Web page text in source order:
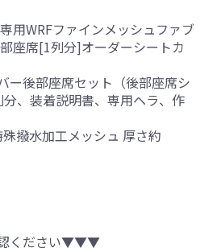
用WRFファインメッシュファブ
座席[1列分]オーダーシートカ
ー後部座席セット（後部座席シ
、装着説明書、専用ヘラ、作
撥水加工メッシュ 厚さ約
ください▼▼▼